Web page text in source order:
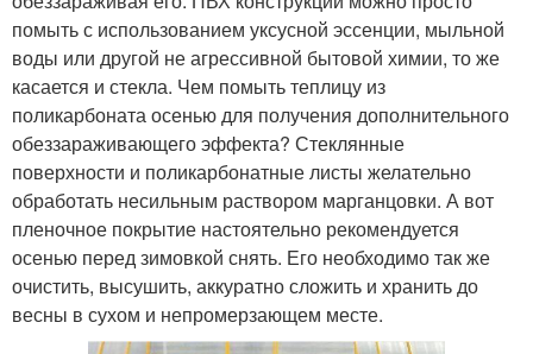
помыть с использованием уксусной эссенции, мыльной
воды или другой не агрессивной бытовой химии, то же
касается и стекла. Чем помыть теплицу из
поликарбоната осенью для получения дополнительного
обеззараживающего эффекта? Стеклянные
поверхности и поликарбонатные листы желательно
обработать несильным раствором марганцовки. А вот
пленочное покрытие настоятельно рекомендуется
осенью перед зимовкой снять. Его необходимо так же
очистить, высушить, аккуратно сложить и хранить до
весны в сухом и непромерзающем месте.